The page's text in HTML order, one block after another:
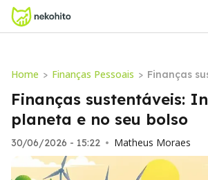
Home > Finanças Pessoais > Finanças
no planeta
Finanças sustentáveis:
planeta e no seu bolso
30/06/2026 - 15:22 • Matheus Moraes